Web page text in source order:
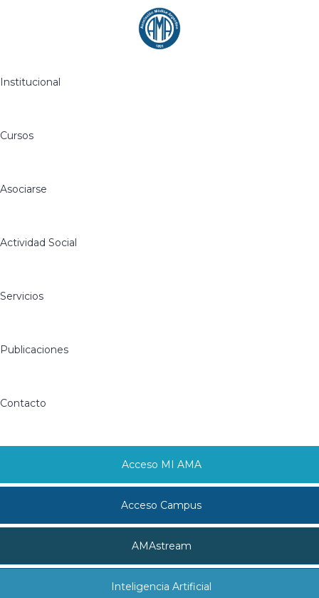
Institucional
Cursos
Asociarse
Actividad Social
Servicios
Publicaciones
Contacto
Acceso MI AMA
Acceso Campus
AMAstream
Inteligencia Artificial